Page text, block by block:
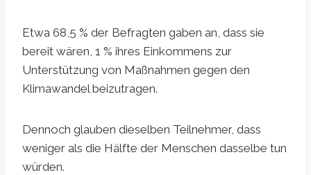
Etwa 68,5 % der Befragten gaben an, dass sie
bereit wären, 1 % ihres Einkommens zur
Unterstützung von Maßnahmen gegen den
Klimawandel beizutragen.
Dennoch glauben dieselben Teilnehmer, dass
weniger als die Hälfte der Menschen dasselbe tun
würden.